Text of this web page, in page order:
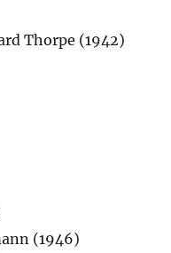
Thorpe (1942)
(1946)